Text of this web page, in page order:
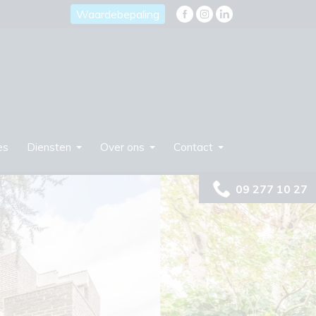
Waardebepaling
Diensten Over ons Contact
09 277 10 27